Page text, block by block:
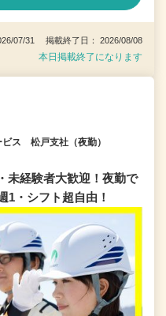
07/31 掲載終了日： 2026/08/08
本日掲載終了になります
ス 松戸支社（夜勤）
未経験者大歓迎！夜勤で
1・シフト超自由！